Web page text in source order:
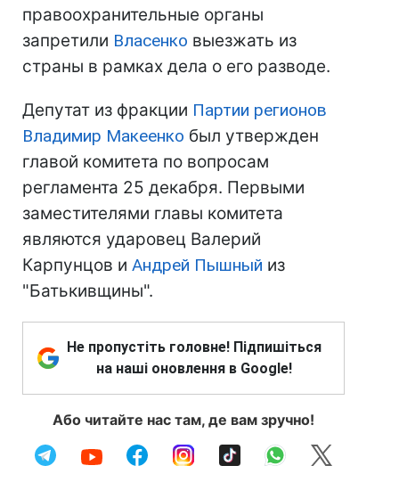
правоохранительные органы
запретили Власенко выезжать из
страны в рамках дела о его разводе.
Депутат из фракции Партии регионов
Владимир Макеенко был утвержден
главой комитета по вопросам
регламента 25 декабря. Первыми
заместителями главы комитета
являются ударовец Валерий
Карпунцов и Андрей Пышный из
"Батькивщины".
Не пропустіть головне! Підпишіться
на наші оновлення в Google!
Або читайте нас там, де вам зручно!